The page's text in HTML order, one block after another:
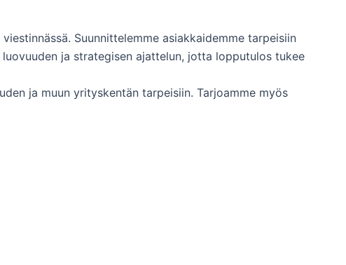
Suunnittelemme asiakkaidemme tarpeisiin
ja strategisen ajattelun, jotta lopputulos tukee
ja muun yrityskentän tarpeisiin. Tarjoamme myös